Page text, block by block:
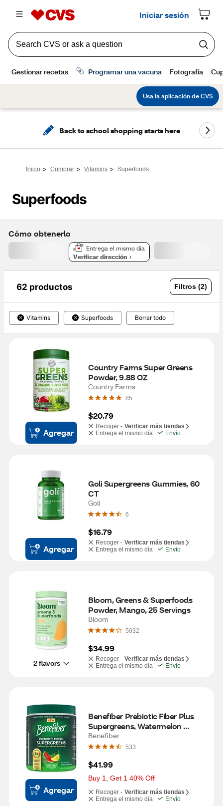
Back to school shopping starts here
Inicio > Comprar > Vitamins > Superfoods
Superfoods
Cómo obtenerlo
Entrega el mismo día
Verificar dirección
62 productos Filtros (2)
Vitamins Superfoods Borrar todo
Agregar
Country Farms Super Greens
Powder, 9.88 OZ
Country Farms
85
$20.79
Recoger - Verificar más tiendas
Entrega el mismo día
Envío
Agregar
Goli Supergreens Gummies, 60
CT
Goli
6
$16.79
Recoger - Verificar más tiendas
Entrega el mismo día
Envío
2 flavors
Bloom, Greens & Superfoods
Powder, Mango, 25 Servings
Bloom
5032
$34.99
Recoger - Verificar más tiendas
Entrega el mismo día
Envío
Agregar
Benefiber Prebiotic Fiber Plus
Supergreens, Watermelon
Lemonade, 8.81 OZ
Benefiber
533
$41.99
Buy 1, Get 1 40% Off
Recoger - Verificar más tiendas
Entrega el mismo día
Envío